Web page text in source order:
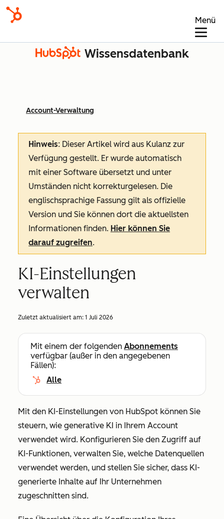
Menü
Wissensdatenbank
Account-Verwaltung
Hinweis: Dieser Artikel wird aus Kulanz zur
Verfügung gestellt. Er wurde automatisch
mit einer Software übersetzt und unter
Umständen nicht korrekturgelesen. Die
englischsprachige Fassung gilt als offizielle
Version und Sie können dort die aktuellsten
Informationen finden. Hier können Sie
darauf zugreifen.
KI-Einstellungen
verwalten
Zuletzt aktualisiert am: 1 Juli 2026
Mit einem der folgenden Abonnements
verfügbar (außer in den angegebenen
Fällen):
Alle
Mit den KI-Einstellungen von HubSpot können Sie
steuern, wie generative KI in Ihrem Account
verwendet wird. Konfigurieren Sie den Zugriff auf
KI-Funktionen, verwalten Sie, welche Datenquellen
verwendet werden, und stellen Sie sicher, dass KI-
generierte Inhalte auf Ihr Unternehmen
zugeschnitten sind.